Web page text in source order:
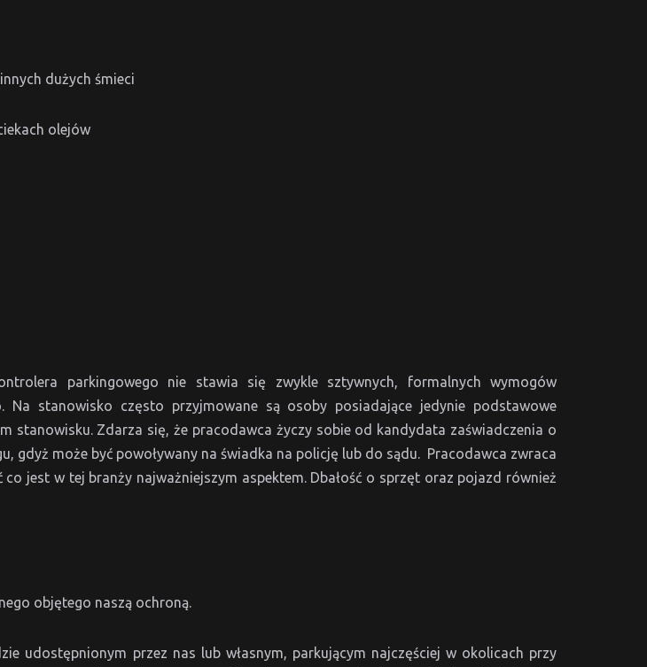
dużych śmieci
olejów
parkingowego nie stawia się zwykle sztywnych, formalnych wymogów
Na stanowisko często przyjmowane są osoby posiadające jedynie podstawowe
stanowisku. Zdarza się, że pracodawca życzy sobie od kandydata zaświadczenia o
gdyż może być powoływany na świadka na policję lub do sądu. Pracodawca zwraca
jest w tej branży najważniejszym aspektem. Dbałość o sprzęt oraz pojazd również
objętego naszą ochroną.
udostępnionym przez nas lub własnym, parkującym najczęściej w okolicach przy